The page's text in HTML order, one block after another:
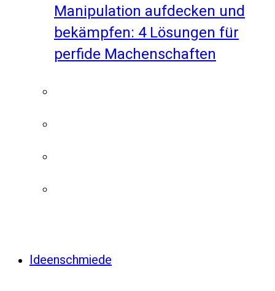
Manipulation aufdecken und
bekämpfen: 4 Lösungen für
perfide Machenschaften
Ideenschmiede